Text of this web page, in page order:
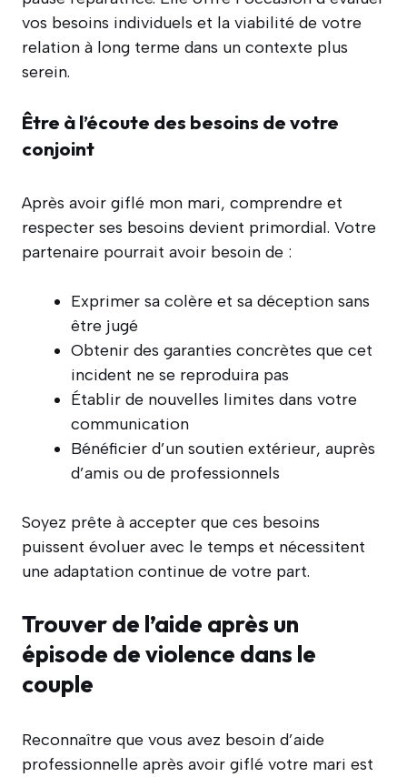
vos besoins individuels et la viabilité de votre
relation à long terme dans un contexte plus
serein.
Être à l’écoute des besoins de votre
conjoint
Après avoir giflé mon mari, comprendre et
respecter ses besoins devient primordial. Votre
partenaire pourrait avoir besoin de :
Exprimer sa colère et sa déception sans
être jugé
Obtenir des garanties concrètes que cet
incident ne se reproduira pas
Établir de nouvelles limites dans votre
communication
Bénéficier d’un soutien extérieur, auprès
d’amis ou de professionnels
Soyez prête à accepter que ces besoins
puissent évoluer avec le temps et nécessitent
une adaptation continue de votre part.
Trouver de l’aide après un
épisode de violence dans le
couple
Reconnaître que vous avez besoin d’aide
professionnelle après avoir giflé votre mari est